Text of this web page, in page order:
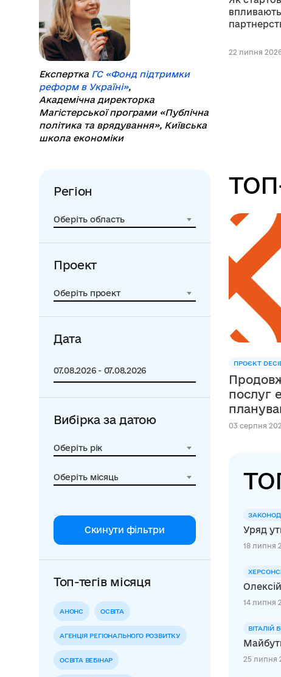
Експертка ГС «Фонд підтримки
реформ в Україні»,
Академічна директорка
Магістерської програми «Публічна
політика та врядування», Київська
школа економіки
Регіон
Оберіть область
Проект
Оберіть проект
Дата
Вибірка за датою
Оберіть рік
Оберіть місяць
Скинути фільтри
Топ-тегів місяця
АНОНС ОСВІТА
АГЕНЦІЯ РЕГІОНАЛЬНОГО РОЗВИТКУ
ОСВІТА ВЕБІНАР
22 липня
ПРОЄКТ
послуг
сфері освіти в
03 серпня
Уряд
18 липня
14 липня
ВІТАЛІЙ
25 липня